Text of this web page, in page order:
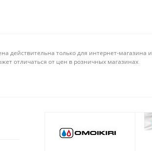
действительна только для интернет-магазина и
отличаться от цен в розничных магазинах